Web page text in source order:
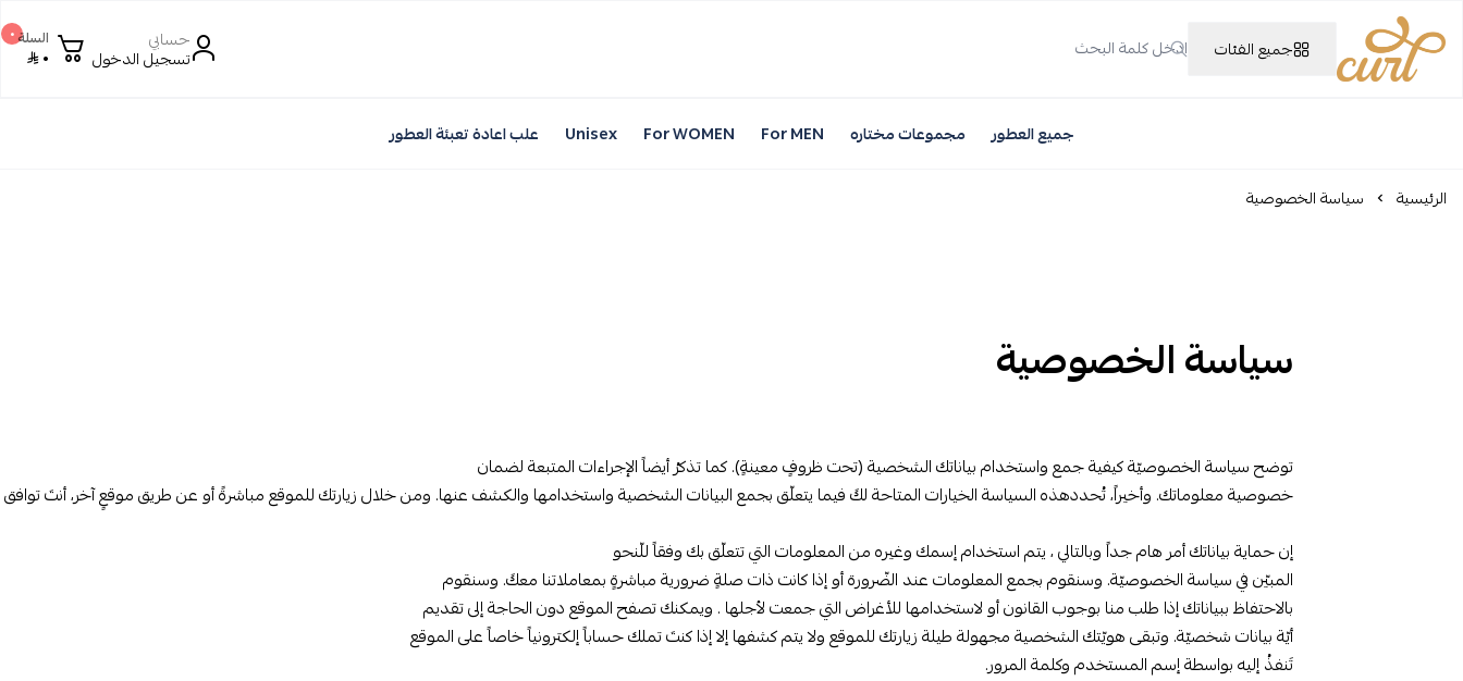
Curl Perfume جميع الفئات حسابي
تسجيل الدخول
٠السلة
٠
جميع العطور مجموعات مختاره For MEN
For WOMEN
Unisex علب اعادة تعبئة العطور
الرئيسية سياسة الخصوصية
سياسة الخصوصية
توضح سياسة الخصوصيّة كيفية جمع واستخدام بياناتك الشخصية (تحت ظروفٍ معينةٍ). كما تذكرُ أيضاً الإجراءات المتبعة لضمان
خصوصية معلوماتك. وأخيراً، تُحددهذه السياسة الخيارات المتاحة لكَ فيما يتعلّق بجمع البيانات الشخصية واستخدامها والكشف عنها. ومن خلال زيارتك للموقع مباشرةً أو عن طريق موقعٍ آخر، أنتَ
إن حماية بياناتك أمر هام جداً وبالتالي ، يتم استخدام إسمك وغيره من المعلومات التي تتعلّق بك وفقاً للّنحو
المبيّن في سياسة الخصوصيّة. وسنقوم بجمع المعلومات عند الضّرورة أو إذا كانت ذات صلةٍ ضرورية مباشرةٍ بمعاملاتنا معكَ. وسنقوم
بالاحتفاظ ببياناتك إذا طلب منا بوجوب القانون أو لاستخدامها للأغراض التي جمعت لأجلها . ويمكنك تصفح الموقع دون الحاجة إلى تقديم
أيّة بيانات شخصيّة. وتبقى هويّتك الشخصية مجهولة طيلة زيارتك للموقع ولا يتم كشفها إلا إذا كنتَ تملك حساباً إلكترونياً خاصاً على الموقع
تَنفذُ إليه بواسطة إسم المستخدم وكلمة المرور.